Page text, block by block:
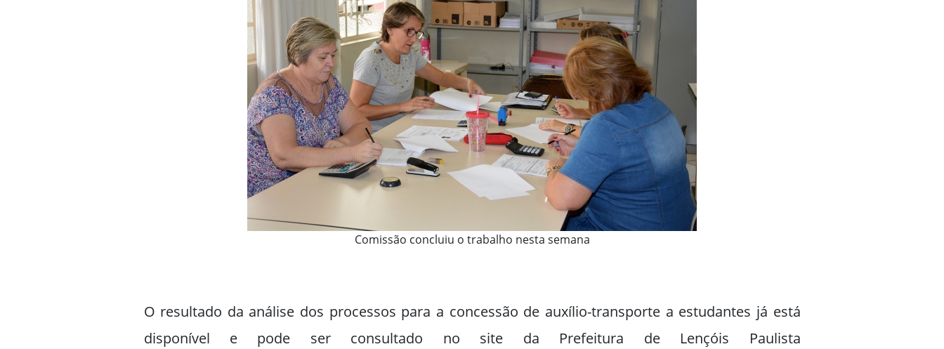
Comissão concluiu o trabalho nesta semana
O resultado da análise dos processos para a concessão de auxílio-transporte a estudantes já está
disponível e pode ser consultado no site da Prefeitura de Lençóis Paulista